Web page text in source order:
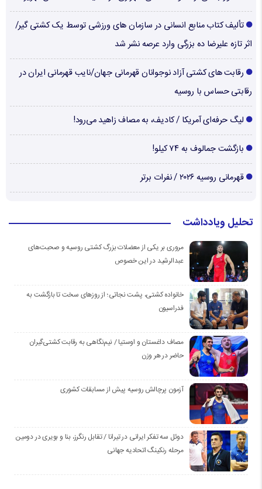
تألیف کتاب منابع انسانی در سازمان های ورزشی توسط یک کشتی گیر/
اثر تازه علیرضا ده بزرگی وارد عرصه نشر شد
رقابت های کشتی آزاد نوجوانان قهرمانی جهان/نایب قهرمانی ایران در
رقابتی حساس با روسیه
لیگ حرفه‌ای آمریکا / کادیف، به مصاف زاهید می‌رود!
بازگشت جمالوف به ۷۴ کیلو!
قهرمانی روسیه ۲۰۲۶ / نفرات برتر
تحلیل ویادداشت
مروری بر یکی از معضلات بزرگ کشتی روسیه و صحبت‌های
عبدالرشید در این خصوص
خانواده کشتی، پشت نجاتی؛ از روزهای سخت تا بازگشت به
فدراسیون
مصاف داغستان و اوستیا / نیم‌نگاهی به رقابت کشتی‌گیران
حاضر در هر وزن
آزمون پرچالش روسیه پیش از مسابقات کشوری
دوئل سه تفکر ایرانی در تیرانا / تقابل رنگرز، بنا و بویری در دومین
مرحله رنکینگ اتحادیه جهانی